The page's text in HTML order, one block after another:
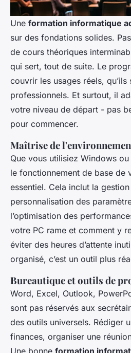
Une formation informatique
sur des fondations solides.
de cours théoriques
qui sert, tout de suite. Le
couvrir les usages réels,
professionnels. Et surtout, il
votre niveau de départ - pas
pour commencer.
Maîtrise de
Que vous utilisiez Windows
le fonctionnement de base de
essentiel. Cela inclut la
personnalisation des
l’optimisation des
votre PC rame et comment y
éviter des heures d’attente
organisé, c’est un outil plus
Bureautique et outils de
Word, Excel, Outlook,
sont pas réservés aux
des outils universels. Rédiger
finances, organiser une